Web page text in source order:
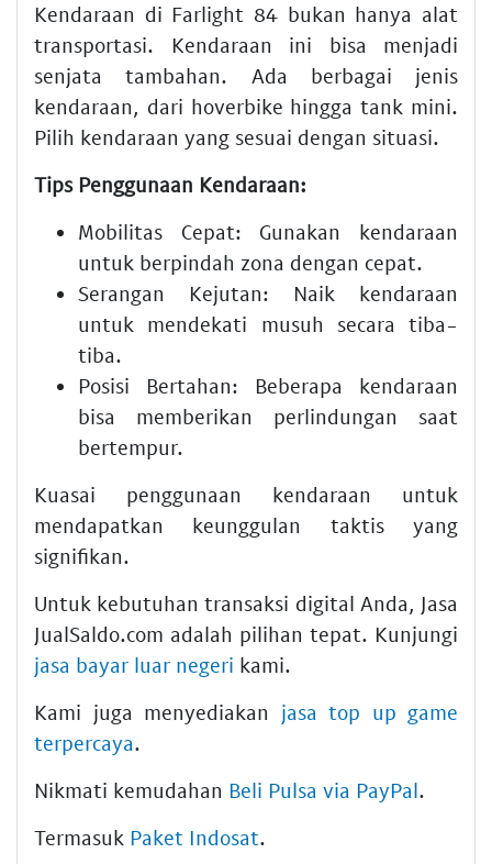
Kendaraan di Farlight 84 bukan hanya alat
transportasi. Kendaraan ini bisa menjadi
senjata tambahan. Ada berbagai jenis
kendaraan, dari hoverbike hingga tank mini.
Pilih kendaraan yang sesuai dengan situasi.
Tips Penggunaan Kendaraan:
Mobilitas Cepat: Gunakan kendaraan
untuk berpindah zona dengan cepat.
Serangan Kejutan: Naik kendaraan
untuk mendekati musuh secara tiba-
tiba.
Posisi Bertahan: Beberapa kendaraan
bisa memberikan perlindungan saat
bertempur.
Kuasai penggunaan kendaraan untuk
mendapatkan keunggulan taktis yang
signifikan.
Untuk kebutuhan transaksi digital Anda, Jasa
JualSaldo.com adalah pilihan tepat. Kunjungi
jasa bayar luar negeri kami.
Kami juga menyediakan jasa top up game
terpercaya.
Nikmati kemudahan Beli Pulsa via PayPal.
Termasuk Paket Indosat.